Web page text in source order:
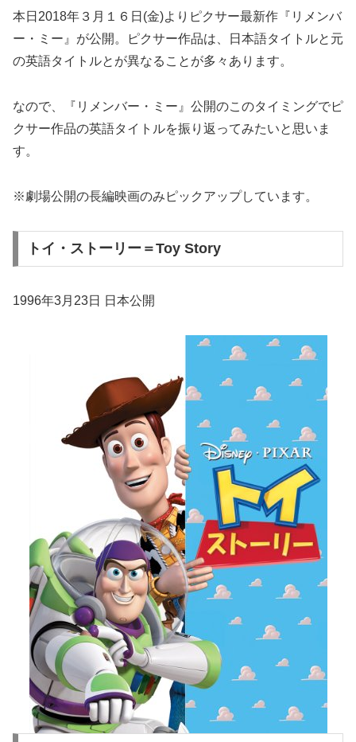
本日2018年３月１６日(金)よりピクサー最新作『リメンバ
ー・ミー』が公開。ピクサー作品は、日本語タイトルと元
の英語タイトルとが異なることが多々あります。
なので、『リメンバー・ミー』公開のこのタイミングでピ
クサー作品の英語タイトルを振り返ってみたいと思いま
す。
※劇場公開の長編映画のみピックアップしています。
トイ・ストーリー＝Toy Story
1996年3月23日 日本公開